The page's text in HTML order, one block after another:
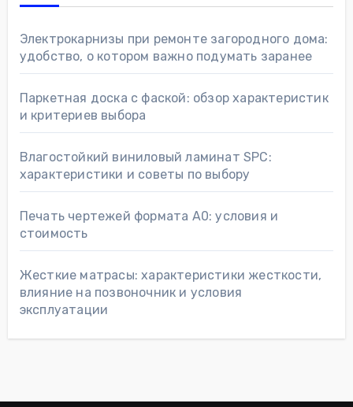
Электрокарнизы при ремонте загородного дома:
удобство, о котором важно подумать заранее
Паркетная доска с фаской: обзор характеристик
и критериев выбора
Влагостойкий виниловый ламинат SPC:
характеристики и советы по выбору
Печать чертежей формата А0: условия и
стоимость
Жесткие матрасы: характеристики жесткости,
влияние на позвоночник и условия
эксплуатации